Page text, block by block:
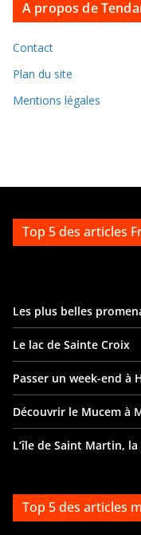
c
h
v
e
A propos de
Contact
Plan du site
Mentions légales
Top 5 des articles
Les plus belles
Le lac de Sainte Croix
Passer un week-end à
Découvrir le Mucem à
L’île de Saint Martin,
Top 5 des articles